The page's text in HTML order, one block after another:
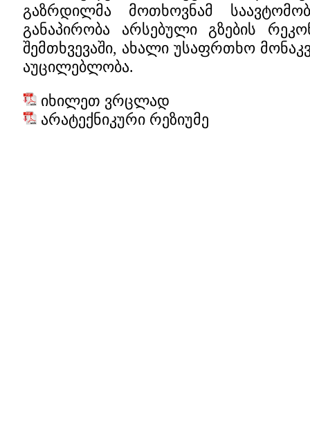
გაზრდილმა მოთხოვნამ
განაპირობა არსებული გზების
შემთხვევაში, ახალი უსაფრთხო
აუცილებლობა.
იხილეთ ვრცლად
არატექნიკური რეზიუმე